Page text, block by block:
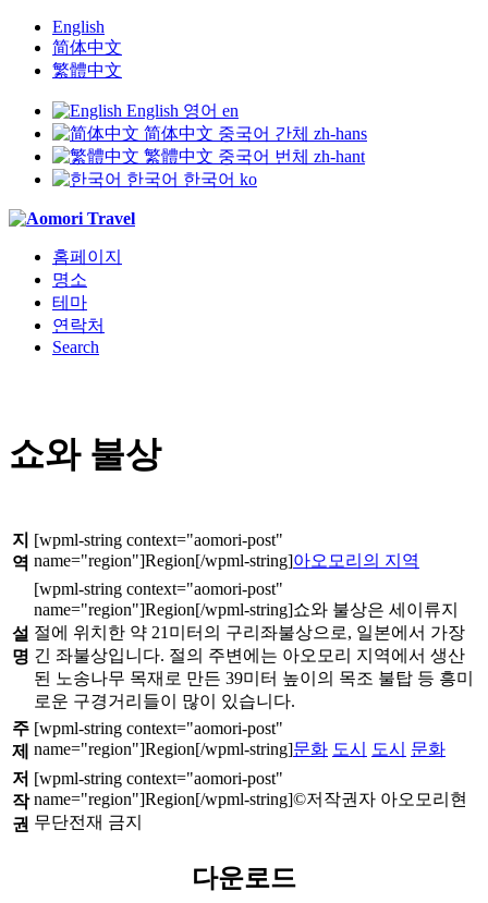
English
简体中文
繁體中文
English 영어 en
简体中文 중국어 간체 zh-hans
繁體中文 중국어 번체 zh-hant
한국어 한국어 ko
홈페이지
명소
테마
연락처
Search
쇼와 불상
지
역
아오모리의 지역
설
명
쇼와 불상은 세이류지
절에 위치한 약 21미터의 구리좌불상으로, 일본에서 가장
긴 좌불상입니다. 절의 주변에는 아오모리 지역에서 생산
된 노송나무 목재로 만든 39미터 높이의 목조 불탑 등 흥미
로운 구경거리들이 많이 있습니다.
주
제
문화 도시 도시
문화
저
작
권
©저작권자 아오모리현
무단전재 금지
다운로드